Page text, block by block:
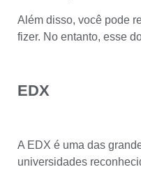
Além disso, você pode
fizer. No entanto, esse
EDX
A EDX é uma das
universidades